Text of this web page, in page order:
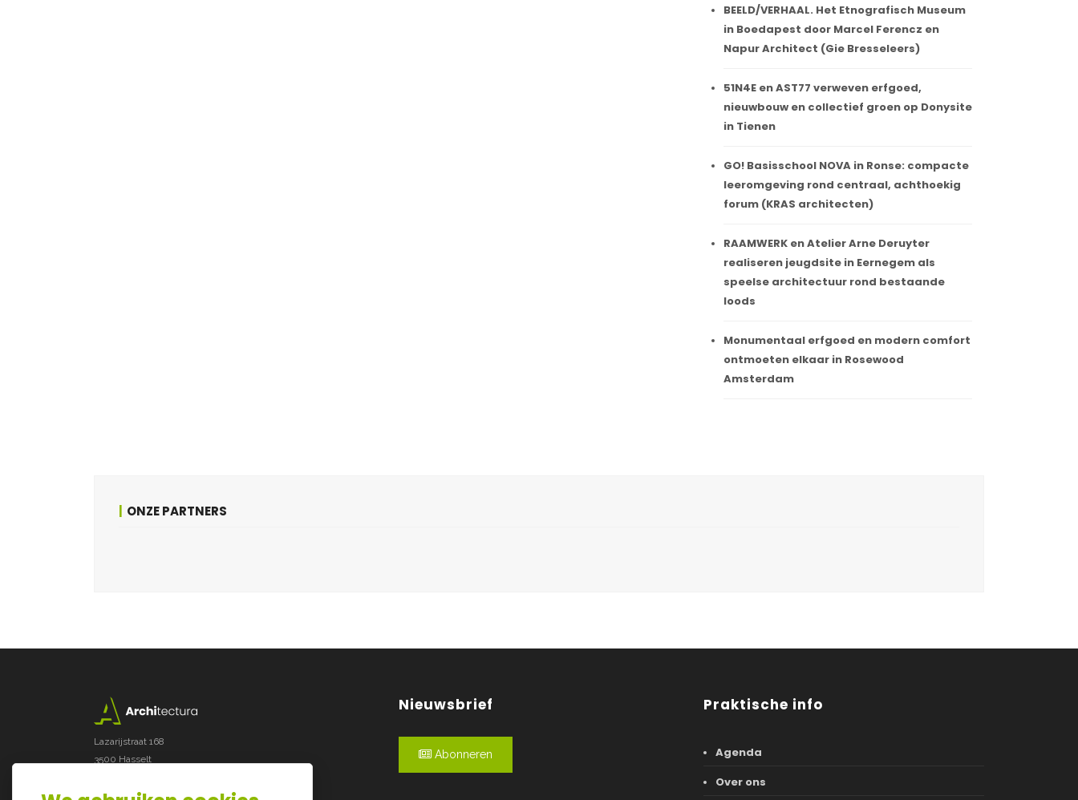
BEELD/VERHAAL. Het Etnografisch Museum
in Boedapest door Marcel Ferencz en
Napur Architect (Gie Bresseleers)
51N4E en AST77 verweven erfgoed,
nieuwbouw en collectief groen op Donysite
in Tienen
GO! Basisschool NOVA in Ronse: compacte
leeromgeving rond centraal, achthoekig
forum (KRAS architecten)
RAAMWERK en Atelier Arne Deruyter
realiseren jeugdsite in Eernegem als
speelse architectuur rond bestaande
loods
Monumentaal erfgoed en modern comfort
ontmoeten elkaar in Rosewood
Amsterdam
ONZE PARTNERS
Lazarijstraat 168
3500 Hasselt
Nieuwsbrief
Abonneren
Praktische info
Agenda
Over ons